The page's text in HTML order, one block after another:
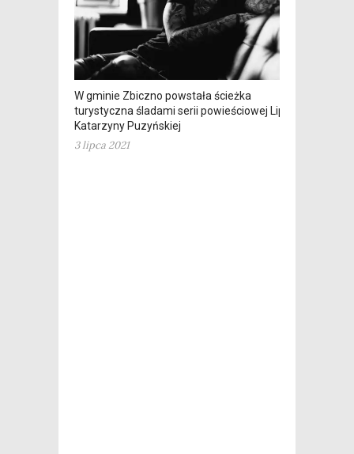
W gminie Zbiczno powstała ścieżka
turystyczna śladami serii powieściowej Lipowo
Katarzyny Puzyńskiej
3 lipca 2021